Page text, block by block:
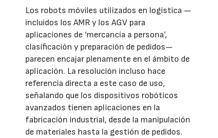
Los robots móviles utilizados en logística —
incluidos los AMR y los AGV para
aplicaciones de ‘mercancía a persona’,
clasificación y preparación de pedidos—
parecen encajar plenamente en el ámbito de
aplicación. La resolución incluso hace
referencia directa a este caso de uso,
señalando que los dispositivos robóticos
avanzados tienen aplicaciones en la
fabricación industrial, desde la manipulación
de materiales hasta la gestión de pedidos.